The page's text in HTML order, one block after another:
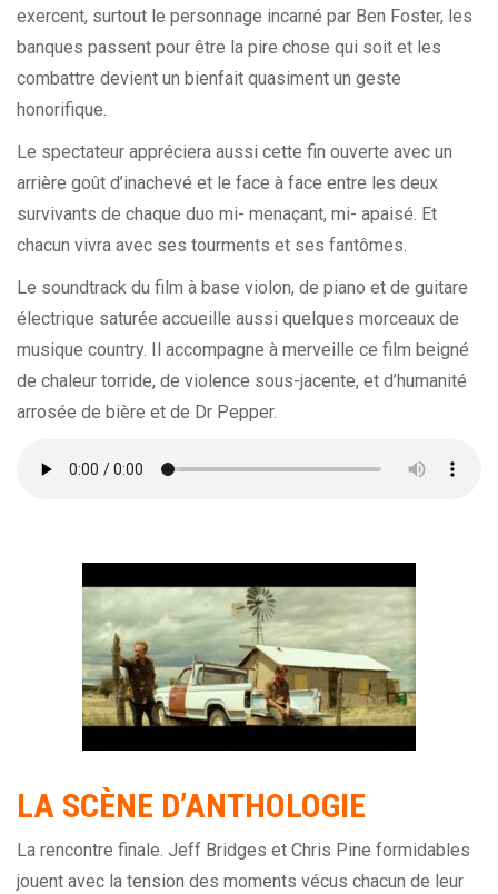
exercent, surtout le personnage incarné par Ben Foster, les
banques passent pour être la pire chose qui soit et les
combattre devient un bienfait quasiment un geste
honorifique.
Le spectateur appréciera aussi cette fin ouverte avec un
arrière goût d’inachevé et le face à face entre les deux
survivants de chaque duo mi- menaçant, mi- apaisé. Et
chacun vivra avec ses tourments et ses fantômes.
Le soundtrack du film à base violon, de piano et de guitare
électrique saturée accueille aussi quelques morceaux de
musique country. Il accompagne à merveille ce film beigné
de chaleur torride, de violence sous-jacente, et d’humanité
arrosée de bière et de Dr Pepper.
LA SCÈNE D’ANTHOLOGIE
La rencontre finale. Jeff Bridges et Chris Pine formidables
jouent avec la tension des moments vécus chacun de leur